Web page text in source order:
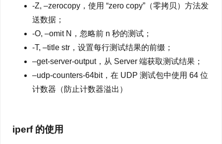
-Z, –zerocopy，使用 “zero copy”（零拷贝）方法发
送数据；
-O, –omit N，忽略前 n 秒的测试；
-T, –title str，设置每行测试结果的前缀；
–get-server-output，从 Server 端获取测试结果；
–udp-counters-64bit，在 UDP 测试包中使用 64 位
计数器（防止计数器溢出）
iperf 的使用